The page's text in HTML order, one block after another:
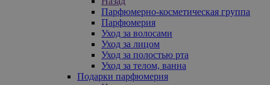
Парфюмерно-косметическая группа
Парфюмерия
Уход за волосами
Уход за лицом
Уход за полостью рта
Уход за телом, ванна
Подарки парфюмерия